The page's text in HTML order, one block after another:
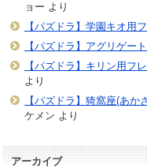
ョー より
【パズドラ】学園キオ用
【パズドラ】アグリゲー
【パズドラ】キリン用フ
より
【パズドラ】猗窩座(あ
ケメン より
アーカイブ